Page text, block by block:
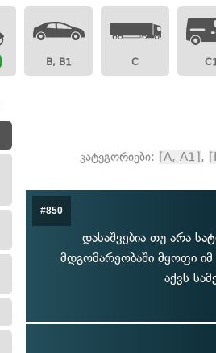
B, B1 C
კატეგორიები: [A, A1],
#850
დასაშვებია თუ არა
მდგომარეობაში მყოფი
აქვს